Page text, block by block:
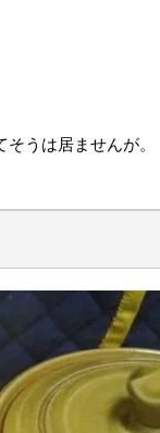
うは居ませんが。